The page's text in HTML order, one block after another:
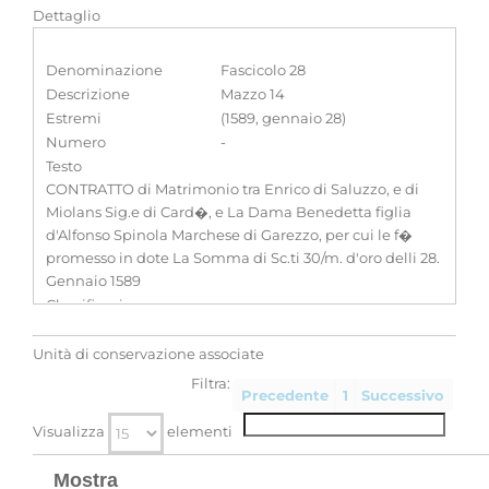
Dettaglio
Denominazione
Fascicolo 28
Descrizione
Mazzo 14
Estremi
(1589, gennaio 28)
Numero
-
Testo
CONTRATTO di Matrimonio tra Enrico di Saluzzo, e di
Miolans Sig.e di Card�, e La Dama Benedetta figlia
d'Alfonso Spinola Marchese di Garezzo, per cui le f�
promesso in dote La Somma di Sc.ti 30/m. d'oro delli 28.
Gennaio 1589
Classificazione
-
Unità di conservazione associate
Precedente 1 Successivo
Visualizza elementi
Filtra:
Mostra